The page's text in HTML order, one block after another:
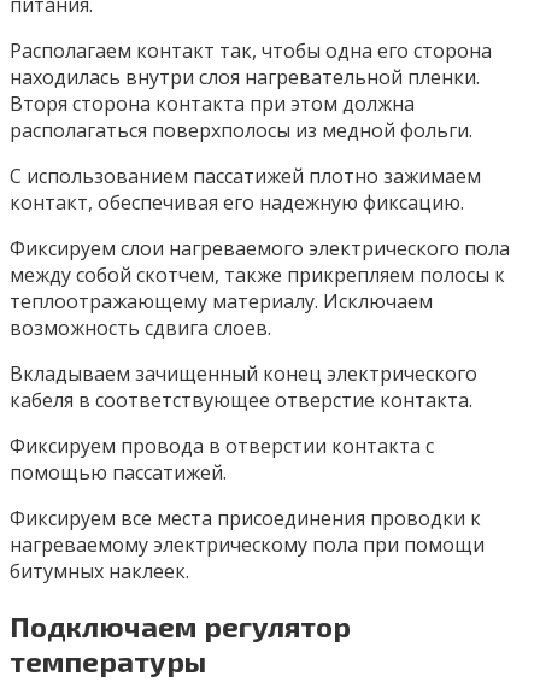
Располагаем контакт так, чтобы одна его сторона
находилась внутри слоя нагревательной пленки.
Вторя сторона контакта при этом должна
располагаться поверхполосы из медной фольги.
С использованием пассатижей плотно зажимаем
контакт, обеспечивая его надежную фиксацию.
Фиксируем слои нагреваемого электрического пола
между собой скотчем, также прикрепляем полосы к
теплоотражающему материалу. Исключаем
возможность сдвига слоев.
Вкладываем зачищенный конец электрического
кабеля в соответствующее отверстие контакта.
Фиксируем провода в отверстии контакта с
помощью пассатижей.
Фиксируем все места присоединения проводки к
нагреваемому электрическому пола при помощи
битумных наклеек.
Подключаем регулятор
температуры